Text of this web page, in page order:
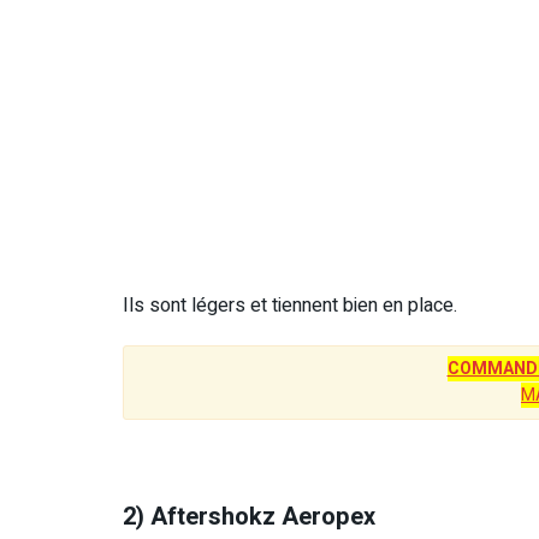
Ils sont légers et tiennent bien en place.
2) Aftershokz Aeropex